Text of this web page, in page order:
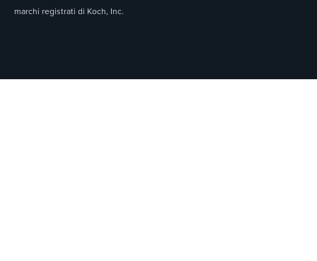
marchi registrati di Koch, Inc.